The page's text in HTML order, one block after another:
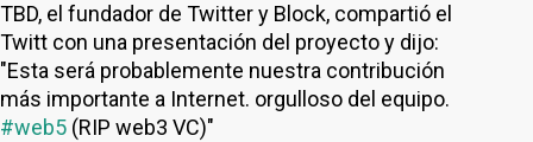
TBD, el fundador de Twitter y Block, compartió el
Twitt con una presentación del proyecto y dijo:
"Esta será probablemente nuestra contribución
más importante a Internet. orgulloso del equipo.
#web5 (RIP web3 VC)"